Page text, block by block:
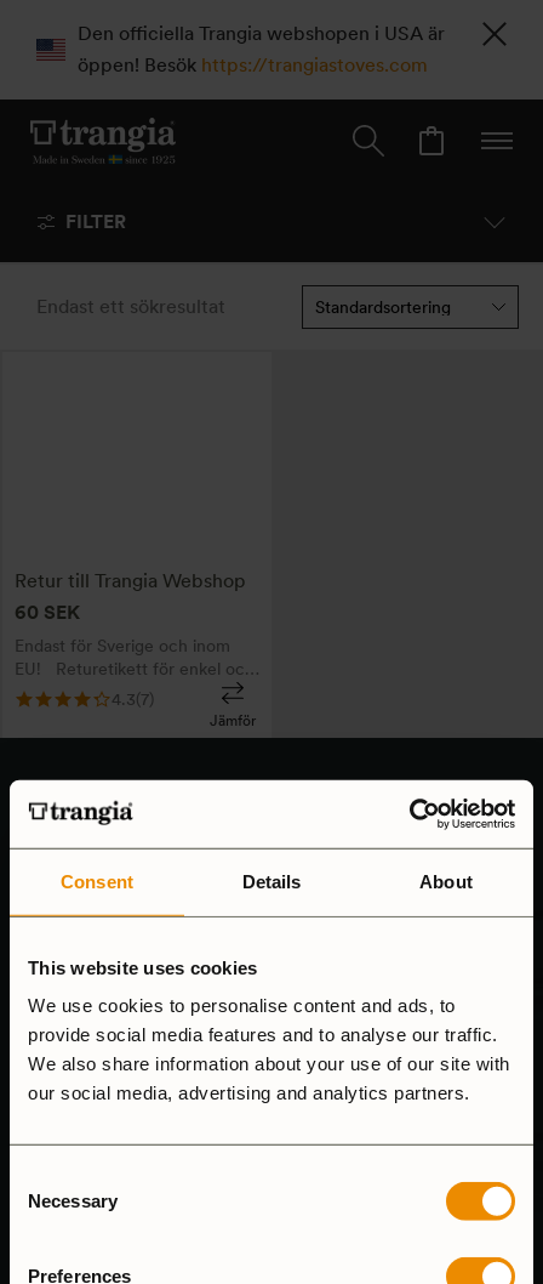
Consent Details About
This website uses cookies
We use cookies to personalise content and ads, to
provide social media features and to analyse our traffic.
We also share information about your use of our site with
our social media, advertising and analytics partners.
Selection
Necessary
Preferences
Den officiella Trangia webshopen i USA är
öppen! Besök https://trangiastoves.com
FILTER
Endast ett sökresultat
Retur till Trangia Webshop
60 SEK
Endast för Sverige och inom
EU! Returetikett för enkel och
förbetald retur direkt till Trangia
Webshop. Lägg i varukorg och
gå till kassan. Ange ditt
fältet för anteckningar. Vi
mailar en returetikett till dig!
4.3(7)
Jämför
KUNDSUPPORT
Vi svarar på e-mail så fort vi kan och våra telefontider är